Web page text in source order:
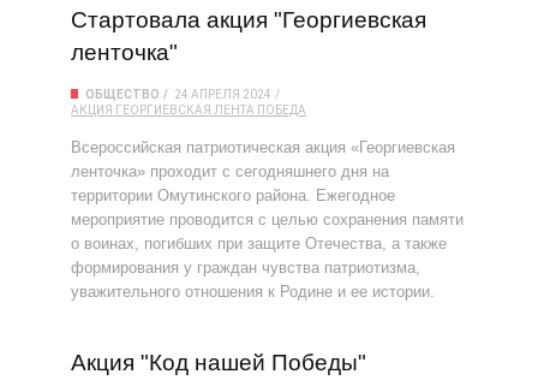
Стартовала акция "Георгиевская
ленточка"
ОБЩЕСТВО
24 АПРЕЛЯ 2024
АКЦИЯ ГЕОРГИЕВСКАЯ ЛЕНТА ПОБЕДА
Всероссийская патриотическая акция «Георгиевская
ленточка» проходит с сегодняшнего дня на
территории Омутинского района. Ежегодное
мероприятие проводится с целью сохранения памяти
о воинах, погибших при защите Отечества, а также
формирования у граждан чувства патриотизма,
уважительного отношения к Родине и ее истории.
Акция "Код нашей Победы"